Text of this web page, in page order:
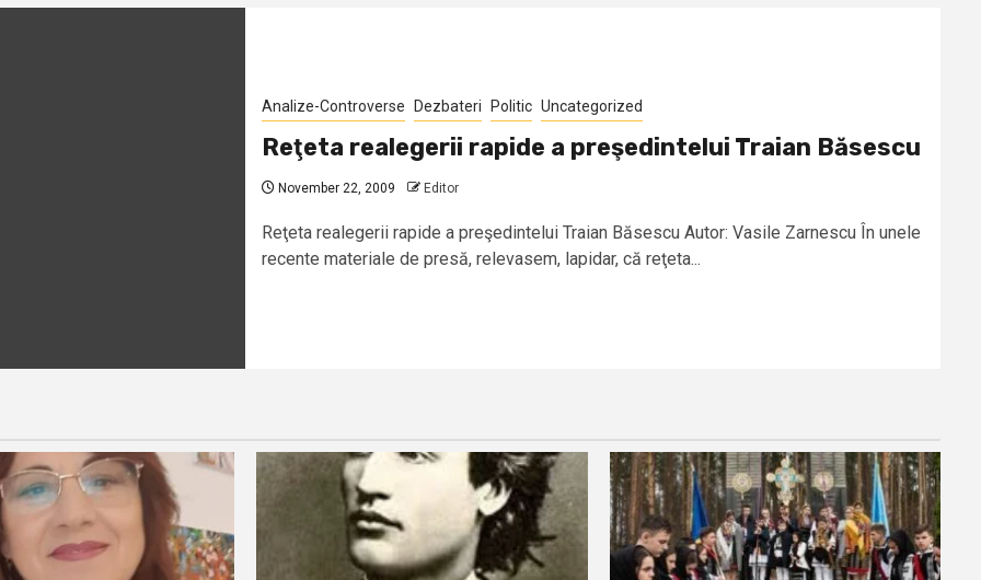
Analize-Controverse Dezbateri Politic Uncategorized
Reţeta realegerii rapide a preşedintelui Traian Băsescu
November 22, 2009 Editor
Reţeta realegerii rapide a preşedintelui Traian Băsescu Autor: Vasile Zarnescu În unele
recente materiale de presă, relevasem, lapidar, că reţeta...